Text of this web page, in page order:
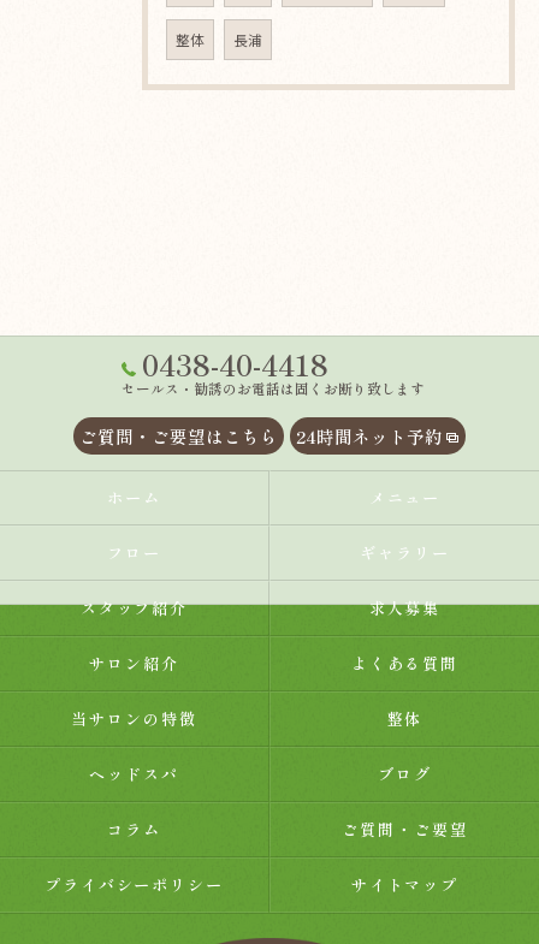
整体 長浦
0438-40-4418
セールス・勧誘のお電話は固くお断り致します
ご質問・ご要望はこちら 24時間ネット予約
ホーム メニュー
フロー ギャラリー
スタッフ紹介 求人募集
サロン紹介 よくある質問
当サロンの特徴 整体
ヘッドスパ ブログ
コラム ご質問・ご要望
プライバシーポリシー サイトマップ